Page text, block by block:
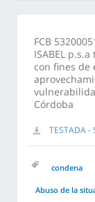
FCB
ISABEL
con fines de
Córdoba
TESTADA
condena
Abuso de la